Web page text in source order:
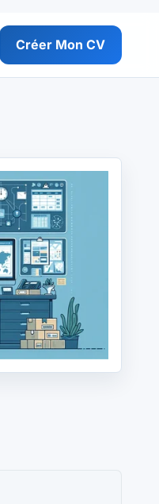
Créer Mon CV